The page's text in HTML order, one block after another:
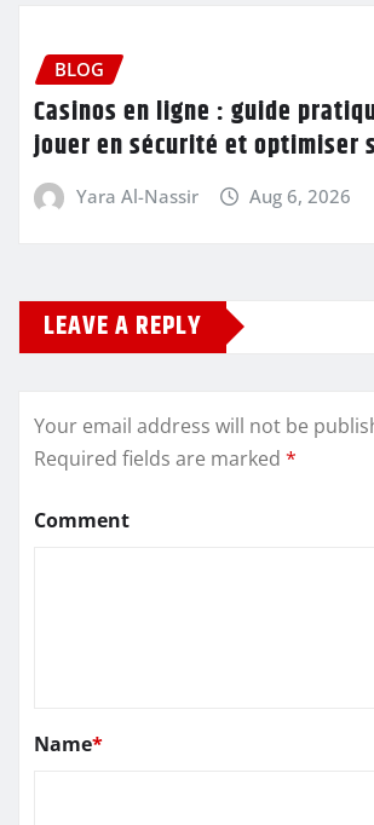
BLOG
Casinos en ligne : guide
jouer en sécurité et optimiser
Yara Al-Nassir Aug 6, 2026
LEAVE A REPLY
Your email address will not be
Required fields are marked *
Comment
Name*